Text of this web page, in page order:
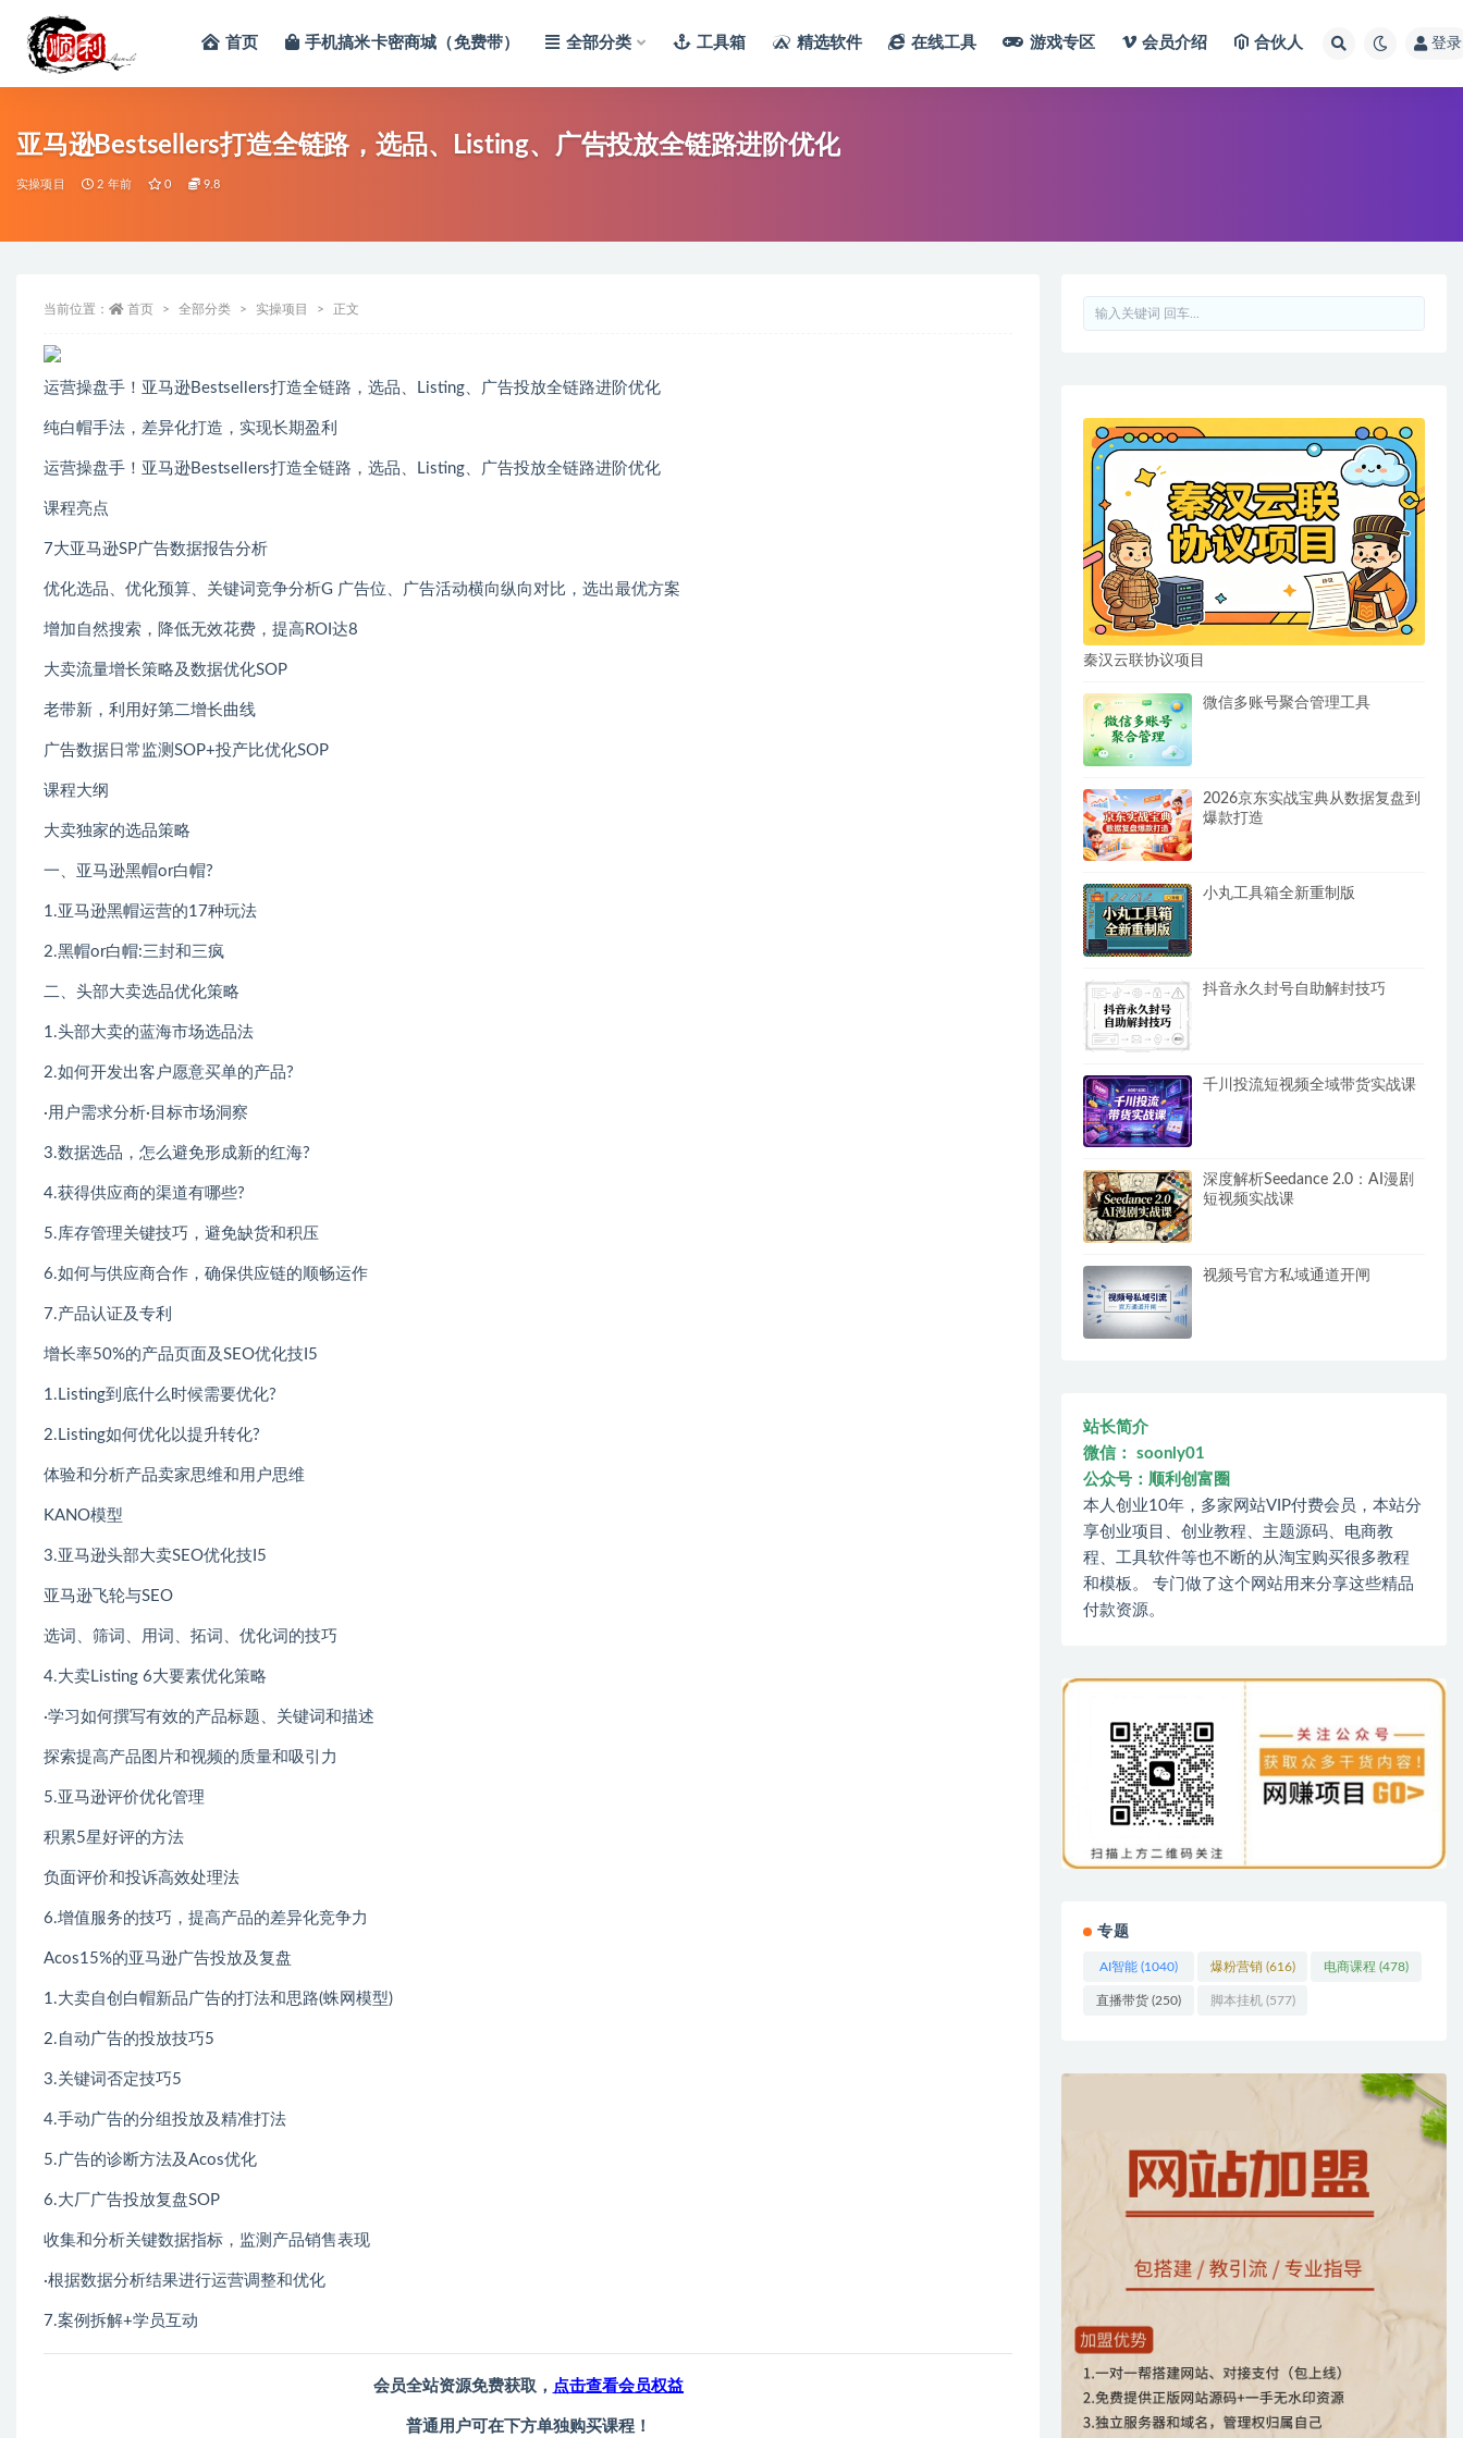
首页 手机搞米卡密商城（免费带） 全部分类 工具箱 精选软件 在线工具 游戏专区 会员介绍 合伙人 登录
亚马逊Bestsellers打造全链路，选品、Listing、广告投放全链路进阶优化
实操项目 2 年前 0 9.8
当前位置： 首页 全部分类 实操项目 正文
运营操盘手！亚马逊Bestsellers打造全链路，选品、Listing、广告投放全链路进阶优化
纯白帽手法，差异化打造，实现长期盈利
运营操盘手！亚马逊Bestsellers打造全链路，选品、Listing、广告投放全链路进阶优化
课程亮点
7大亚马逊SP广告数据报告分析
优化选品、优化预算、关键词竞争分析G 广告位、广告活动横向纵向对比，选出最优方案
增加自然搜索，降低无效花费，提高ROI达8
大卖流量增长策略及数据优化SOP
老带新，利用好第二增长曲线
广告数据日常监测SOP+投产比优化SOP
课程大纲
大卖独家的选品策略
一、亚马逊黑帽or白帽?
1.亚马逊黑帽运营的17种玩法
2.黑帽or白帽:三封和三疯
二、头部大卖选品优化策略
1.头部大卖的蓝海市场选品法
2.如何开发出客户愿意买单的产品?
·用户需求分析·目标市场洞察
3.数据选品，怎么避免形成新的红海?
4.获得供应商的渠道有哪些?
5.库存管理关键技巧，避免缺货和积压
6.如何与供应商合作，确保供应链的顺畅运作
7.产品认证及专利
增长率50%的产品页面及SEO优化技I5
1.Listing到底什么时候需要优化?
2.Listing如何优化以提升转化?
体验和分析产品卖家思维和用户思维
KANO模型
3.亚马逊头部大卖SEO优化技I5
亚马逊飞轮与SEO
选词、筛词、用词、拓词、优化词的技巧
4.大卖Listing 6大要素优化策略
·学习如何撰写有效的产品标题、关键词和描述
探索提高产品图片和视频的质量和吸引力
5.亚马逊评价优化管理
积累5星好评的方法
负面评价和投诉高效处理法
6.增值服务的技巧，提高产品的差异化竞争力
Acos15%的亚马逊广告投放及复盘
1.大卖自创白帽新品广告的打法和思路(蛛网模型)
2.自动广告的投放技巧5
3.关键词否定技巧5
4.手动广告的分组投放及精准打法
5.广告的诊断方法及Acos优化
6.大厂广告投放复盘SOP
收集和分析关键数据指标，监测产品销售表现
·根据数据分析结果进行运营调整和优化
7.案例拆解+学员互动
会员全站资源免费获取， 点击查看会员权益
普通用户可在下方单独购买课程！
秦汉云联协议项目
微信多账号聚合管理工具
2026京东实战宝典从数据复盘到
爆款打造
小丸工具箱全新重制版
抖音永久封号自助解封技巧
千川投流短视频全域带货实战课
深度解析Seedance 2.0：AI漫剧
短视频实战课
视频号官方私域通道开闸
站长简介
微信： soonly01
公众号：顺利创富圈
本人创业10年，多家网站VIP付费会员，本站分
享创业项目、创业教程、主题源码、电商教
程、工具软件等也不断的从淘宝购买很多教程
和模板。 专门做了这个网站用来分享这些精品
付款资源。
专题
AI智能 (1040) 爆粉营销(616) 电商课程 (478)
直播带货 (250) 脚本挂机(577)